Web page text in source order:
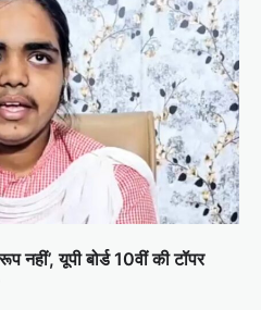
नहीं’, यूपी बोर्ड 10वीं की टॉपर